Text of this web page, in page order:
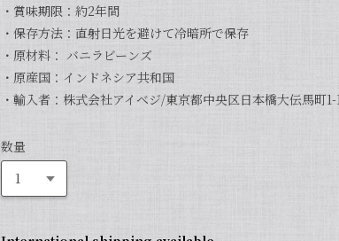
・賞味期限：約2年間
・保存方法：直射日光を避けて冷暗所で保存
・原材料： バニラビーンズ
・原産国：インドネシア共和国
・輸入者：株式会社アイベジ/東京都中央区日本橋大伝馬町
数量